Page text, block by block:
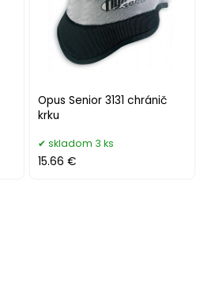
Opus Senior 3131 chránič
krku
skladom 3 ks
15.66 €